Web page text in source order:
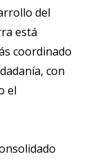
del
está
coordinado
con
el